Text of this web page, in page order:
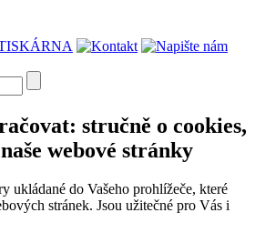
stručně o cookies,
webové stránky
ukládané do Vašeho prohlížeče, které
stránek. Jsou užitečné pro Vás i